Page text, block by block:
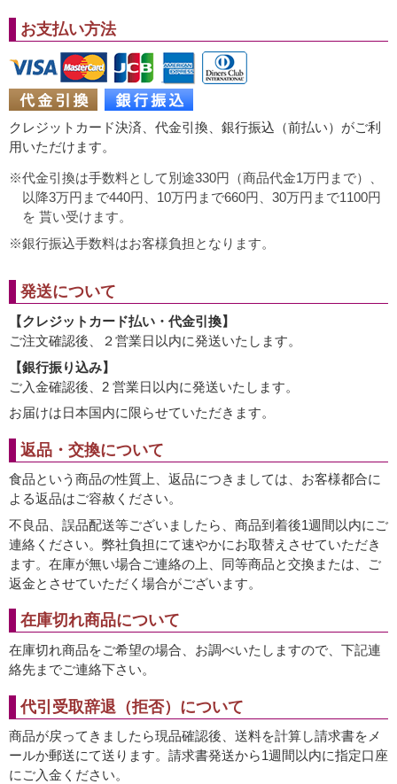
お支払い方法
クレジットカード決済、代金引換、銀行振込（前払い）がご利
用いただけます。
代金引換は手数料として別途330円（商品代金1万円まで）、
以降3万円まで440円、10万円まで660円、30万円まで1100円
を 貰い受けます。
銀行振込手数料はお客様負担となります。
発送について
【クレジットカード払い・代金引換】
ご注文確認後、２営業日以内に発送いたします。
【銀行振り込み】
ご入金確認後、2 営業日以内に発送いたします。
お届けは日本国内に限らせていただきます。
返品・交換について
食品という商品の性質上、返品につきましては、お客様都合に
よる返品はご容赦ください。
不良品、誤品配送等ございましたら、商品到着後1週間以内にご
連絡ください。弊社負担にて速やかにお取替えさせていただき
ます。在庫が無い場合ご連絡の上、同等商品と交換または、ご
返金とさせていただく場合がございます。
在庫切れ商品について
在庫切れ商品をご希望の場合、お調べいたしますので、下記連
絡先までご連絡下さい。
代引受取辞退（拒否）について
商品が戻ってきましたら現品確認後、送料を計算し請求書をメ
ールか郵送にて送ります。請求書発送から1週間以内に指定口座
にご入金ください。